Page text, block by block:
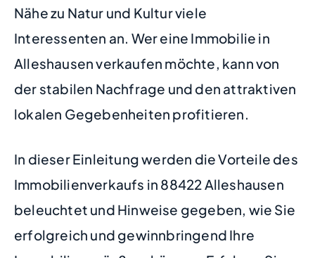
Nähe zu Natur und Kultur viele
Interessenten an. Wer eine Immobilie in
Alleshausen verkaufen möchte, kann von
der stabilen Nachfrage und den attraktiven
lokalen Gegebenheiten profitieren.
In dieser Einleitung werden die Vorteile des
Immobilienverkaufs in 88422 Alleshausen
beleuchtet und Hinweise gegeben, wie Sie
erfolgreich und gewinnbringend Ihre